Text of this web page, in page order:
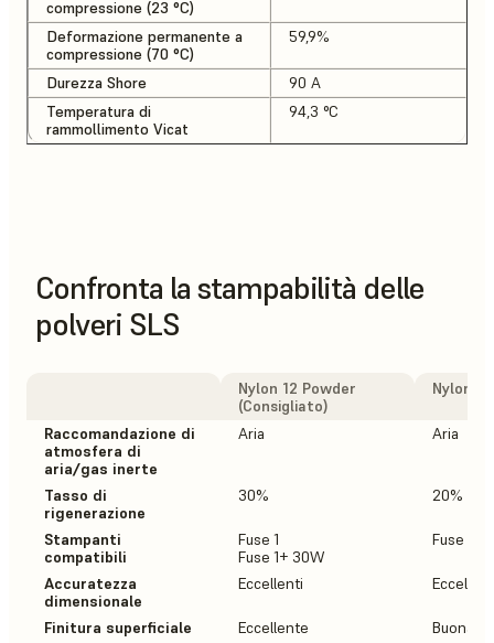
compressione (23 °C)
Deformazione permanente a
compressione (70 °C)
59,9%
Durezza Shore
90 A
Temperatura di
rammollimento Vicat
94,3 °C
Confronta la stampabilità delle
polveri SLS
Nylon 12 Powder
(Consigliato)
Nylon
Raccomandazione di
atmosfera di
aria/gas inerte
Aria Aria
Tasso di
rigenerazione
30% 20%
Stampanti
compatibili
Fuse 1
Fuse 1+ 30W
Fuse 1+
Accuratezza
dimensionale
Eccellenti
Finitura superficiale Eccellente
Buona